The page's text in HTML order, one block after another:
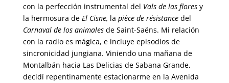
con la perfección instrumental del Vals de las floresy
la hermosura de El Cisne, la pièce de résistancedel
Carnaval de los animalesde Saint-Saëns. Mi relación
con la radio es mágica, e incluye episodios de
sincronicidad jungiana. Viniendo una mañana de
Montalbán hacia Las Delicias de Sabana Grande,
decidí repentinamente estacionarme en la Avenida